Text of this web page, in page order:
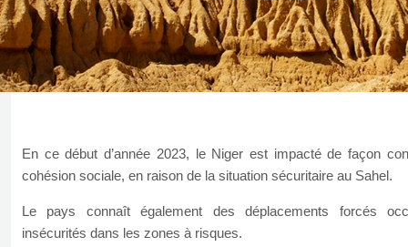
En ce début d’année 2023, le Niger est impacté de façon
cohésion sociale, en raison de la situation sécuritaire au Sahel.
Le pays connaît également des déplacements forcés
insécurités dans les zones à risques.